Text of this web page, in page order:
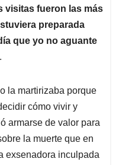
visitas fueron las más
preparada
que yo no aguante
la martirizaba porque
cómo vivir y
armarse de valor para
la muerte que en
exsenadora inculpada